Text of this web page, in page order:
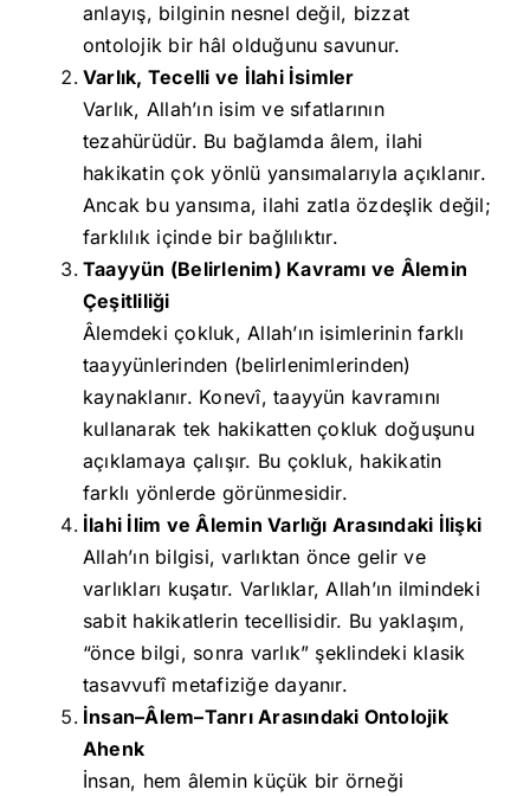
anlayış, bilginin nesnel değil, bizzat
ontolojik bir hâl olduğunu savunur.
Varlık, Tecelli ve İlahi İsimler
Varlık, Allah’ın isim ve sıfatlarının
tezahürüdür. Bu bağlamda âlem, ilahi
hakikatin çok yönlü yansımalarıyla açıklanır.
Ancak bu yansıma, ilahi zatla özdeşlik değil;
farklılık içinde bir bağlılıktır.
Taayyün (Belirlenim) Kavramı ve Âlemin
Çeşitliliği
Âlemdeki çokluk, Allah’ın isimlerinin farklı
taayyünlerinden (belirlenimlerinden)
kaynaklanır. Konevî, taayyün kavramını
kullanarak tek hakikatten çokluk doğuşunu
açıklamaya çalışır. Bu çokluk, hakikatin
farklı yönlerde görünmesidir.
İlahi İlim ve Âlemin Varlığı Arasındaki İlişki
Allah’ın bilgisi, varlıktan önce gelir ve
varlıkları kuşatır. Varlıklar, Allah’ın ilmindeki
sabit hakikatlerin tecellisidir. Bu yaklaşım,
“önce bilgi, sonra varlık” şeklindeki klasik
tasavvufî metafiziğe dayanır.
İnsan–Âlem–Tanrı Arasındaki Ontolojik
Ahenk
İnsan, hem âlemin küçük bir örneği